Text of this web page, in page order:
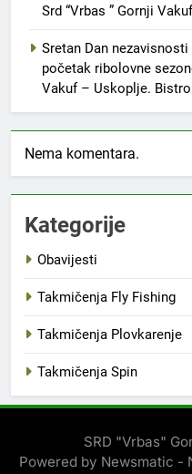
Srd “Vrbas ” Gornji
Sretan Dan
početak ribolovne
Vakuf – Uskoplje. Bistro
Nema komentara.
Kategorije
Obavijesti
Takmičenja Fly Fishing
Takmičenja Plovkarenje
Takmičenja Spin
SRD "Vrbas"
Powered by Newsmatic -